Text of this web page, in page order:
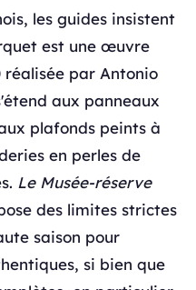
les guides insistent
est une œuvre
réalisée par Antonio
aux panneaux
plafonds peints à
en perles de
Le Musée-réserve
des limites strictes
saison pour
si bien que